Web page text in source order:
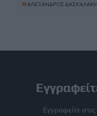
#ΑΛΕΞΑΝΔΡΟΣ
Εγγραφείτε